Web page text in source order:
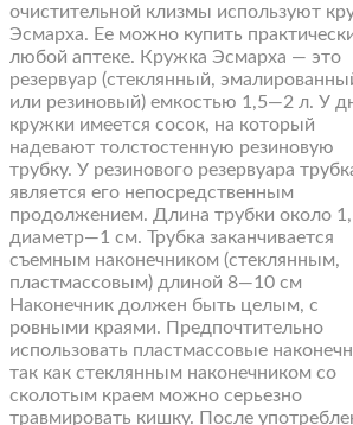
очистительной клизмы используют
Эсмарха. Ее можно купить
любой аптеке. Кружка Эсмарха — это
резервуар (стеклянный,
или резиновый) емкостью 1,5—2 л. У
кружки имеется сосок, на который
надевают толстостенную резиновую
трубку. У резинового резервуара
является его непосредственным
продолжением. Длина трубки около
диаметр—1 см. Трубка заканчивается
съемным наконечником (стеклянным,
пластмассовым) длиной 8—10 см
Наконечник должен быть целым, с
ровными краями. Предпочтительно
использовать пластмассовые
так как стеклянным наконечником со
сколотым краем можно серьезно
травмировать кишку. После